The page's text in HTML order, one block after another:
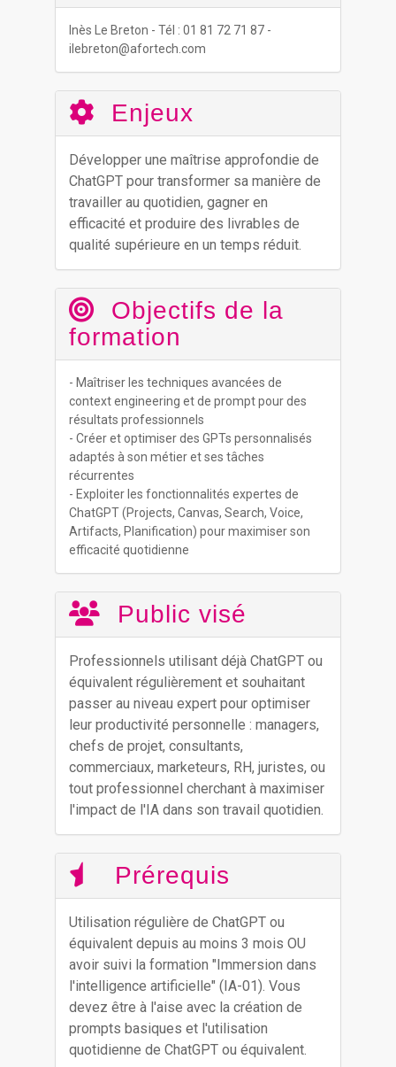
Inès Le Breton - Tél : 01 81 72 71 87 -
ilebreton@afortech.com
Enjeux
Développer une maîtrise approfondie de
ChatGPT pour transformer sa manière de
travailler au quotidien, gagner en
efficacité et produire des livrables de
qualité supérieure en un temps réduit.
Objectifs de la
formation
- Maîtriser les techniques avancées de
context engineering et de prompt pour des
résultats professionnels
- Créer et optimiser des GPTs personnalisés
adaptés à son métier et ses tâches
récurrentes
- Exploiter les fonctionnalités expertes de
ChatGPT (Projects, Canvas, Search, Voice,
Artifacts, Planification) pour maximiser son
efficacité quotidienne
Public visé
Professionnels utilisant déjà ChatGPT ou
équivalent régulièrement et souhaitant
passer au niveau expert pour optimiser
leur productivité personnelle : managers,
chefs de projet, consultants,
commerciaux, marketeurs, RH, juristes, ou
tout professionnel cherchant à maximiser
l'impact de l'IA dans son travail quotidien.
Prérequis
Utilisation régulière de ChatGPT ou
équivalent depuis au moins 3 mois OU
avoir suivi la formation "Immersion dans
l'intelligence artificielle" (IA-01). Vous
devez être à l'aise avec la création de
prompts basiques et l'utilisation
quotidienne de ChatGPT ou équivalent.